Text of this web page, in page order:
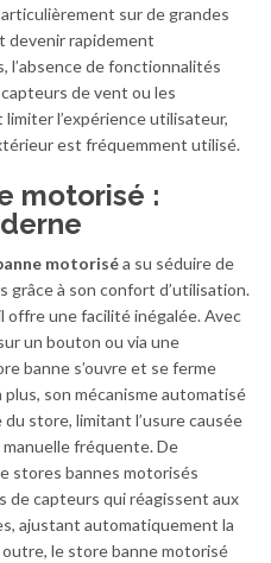
sur de grandes
devenir rapidement
l’absence de fonctionnalités
de vent ou les
l’expérience utilisateur,
est fréquemment utilisé.
motorisé :
motoriséa su séduire de
grâce à son confort d’utilisation.
offre une facilité inégalée. Avec
un bouton ou via une
banne s’ouvre et se ferme
son mécanisme automatisé
store, limitant l’usure causée
fréquente. De
stores bannes motorisés
de capteurs qui réagissent aux
ajustant automatiquement la
le store banne motorisé